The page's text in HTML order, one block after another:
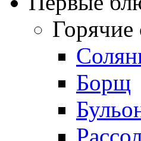
Борщ